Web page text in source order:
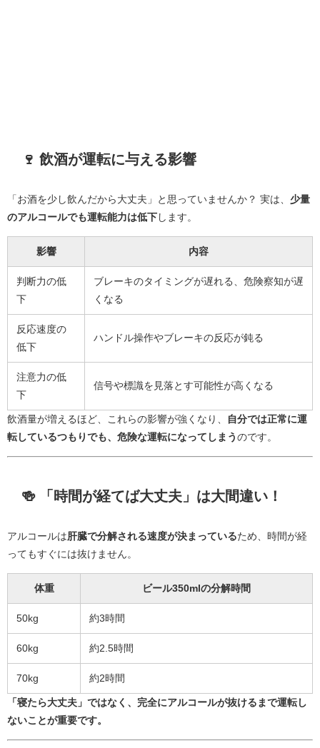
🍷 飲酒が運転に与える影響
「お酒を少し飲んだから大丈夫」と思っていませんか？ 実は、 少量
のアルコールでも運転能力は低下 します。
影響 内容
判断力の低
下
ブレーキのタイミングが遅れる、危険察知が遅
くなる
反応速度の
低下
ハンドル操作やブレーキの反応が鈍る
注意力の低
下
信号や標識を見落とす可能性が高くなる
飲酒量が増えるほど、これらの影響が強くなり、
自分では正常に運
転しているつもりでも、危険な運転になってしまう のです。
🍻 「時間が経てば大丈夫」は大間違い！
アルコールは肝臓で分解される速度が決まっているため、時間が経
ってもすぐには抜けません。
体重 ビール350mlの分解時間
50kg 約3時間
60kg 約2.5時間
70kg 約2時間
「寝たら大丈夫」ではなく、完全にアルコールが抜けるまで運転し
ないことが重要です。